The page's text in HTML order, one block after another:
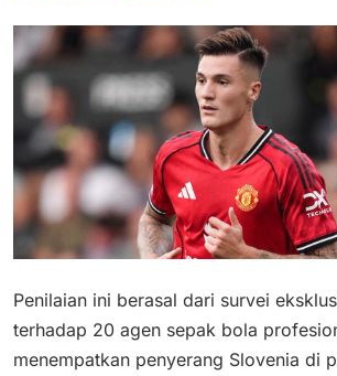
Penilaian ini berasal dari survei
terhadap 20 agen sepak bola
menempatkan penyerang Slovenia di